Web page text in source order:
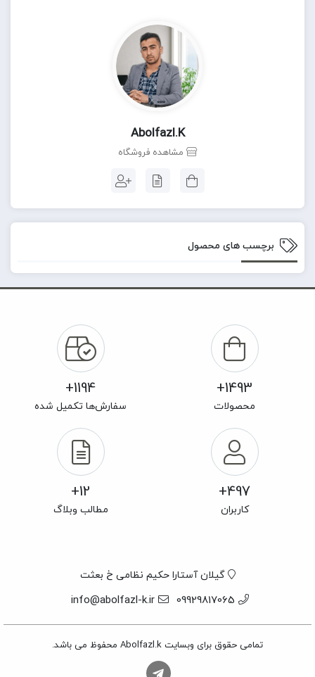
Abolfazl.k
مشاهده فروشگاه
برچسب های محصول
1493+
محصولات
1194+
سفارش‌ها تکمیل شده
497+
کاربران
12+
مطالب وبلاگ
گیلان آستارا حکیم نظامی خ بعثت
09929817065
info@abolfazl-k.ir
تمامی حقوق برای وبسایت Abolfazl.k محفوظ می باشد.